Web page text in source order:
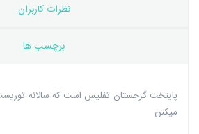
نظرات کاربران
برچسب ها
پایتخت گرجستان تفلیس است که سالانه
میکنن